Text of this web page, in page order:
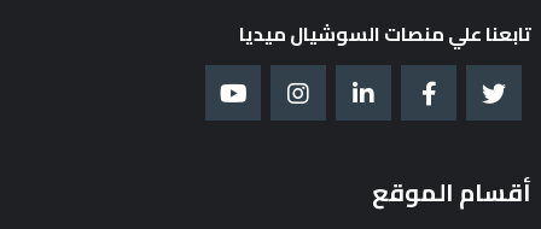
تابعنا علي منصات السوشيال ميديا
أقسام الموقع